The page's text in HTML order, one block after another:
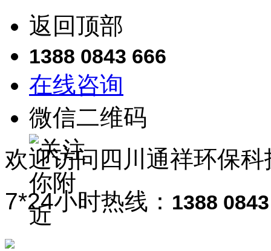
返回顶部
1388 0843 666
在线咨询
微信二维码
欢迎访问 四川通祥环保科
7*24小时热线： 1388